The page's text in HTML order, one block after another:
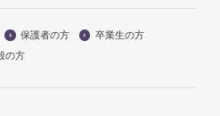
保護者の方
卒業生の方
の方